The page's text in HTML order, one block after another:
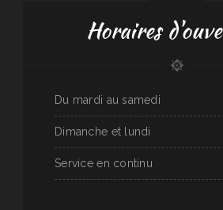
Horaires
Du mardi au samedi
Dimanche et lundi
Service en continu